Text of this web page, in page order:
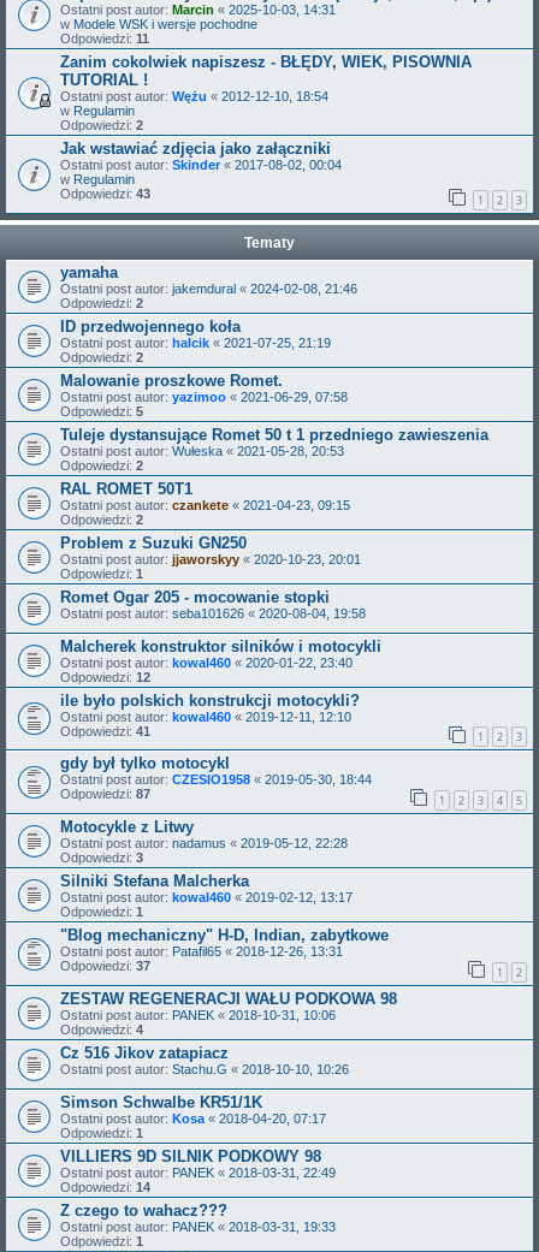
Ostatni post autor: Marcin « 2025-10-03, 14:31
w Modele WSK i wersje pochodne
Odpowiedzi: 11
Zanim cokolwiek napiszesz - BŁĘDY, WIEK, PISOWNIA
TUTORIAL !
Ostatni post autor: Wężu « 2012-12-10, 18:54
w Regulamin
Odpowiedzi: 2
Jak wstawiać zdjęcia jako załączniki
Ostatni post autor: Skinder« 2017-08-02, 00:04
w Regulamin
Odpowiedzi: 43 1 2 3
Tematy
yamaha
Ostatni post autor: jakemdural « 2024-02-08, 21:46
Odpowiedzi: 2
ID przedwojennego koła
Ostatni post autor: halcik « 2021-07-25, 21:19
Odpowiedzi: 2
Malowanie proszkowe Romet.
Ostatni post autor: yazimoo « 2021-06-29, 07:58
Odpowiedzi: 5
Tuleje dystansujące Romet 50 t 1 przedniego zawieszenia
Ostatni post autor: Wułeska « 2021-05-28, 20:53
Odpowiedzi: 2
RAL ROMET 50T1
Ostatni post autor: czankete « 2021-04-23, 09:15
Odpowiedzi: 2
Problem z Suzuki GN250
Ostatni post autor: jjaworskyy « 2020-10-23, 20:01
Odpowiedzi: 1
Romet Ogar 205 - mocowanie stopki
Ostatni post autor: seba101626 « 2020-08-04, 19:58
Malcherek konstruktor silników i motocykli
Ostatni post autor: kowal460 « 2020-01-22, 23:40
Odpowiedzi: 12
ile było polskich konstrukcji motocykli?
Ostatni post autor: kowal460 « 2019-12-11, 12:10
Odpowiedzi: 41 1 2 3
gdy był tylko motocykl
Ostatni post autor: CZESIO1958 « 2019-05-30, 18:44
Odpowiedzi: 87 1 2 3 4 5
Motocykle z Litwy
Ostatni post autor: nadamus « 2019-05-12, 22:28
Odpowiedzi: 3
Silniki Stefana Malcherka
Ostatni post autor: kowal460 « 2019-02-12, 13:17
Odpowiedzi: 1
"Blog mechaniczny" H-D, Indian, zabytkowe
Ostatni post autor: Patafil65 « 2018-12-26, 13:31
Odpowiedzi: 37 1 2
ZESTAW REGENERACJI WAŁU PODKOWA 98
Ostatni post autor: PANEK « 2018-10-31, 10:06
Odpowiedzi: 4
Cz 516 Jikov zatapiacz
Ostatni post autor: Stachu.G « 2018-10-10, 10:26
Simson Schwalbe KR51/1K
Ostatni post autor: Kosa « 2018-04-20, 07:17
Odpowiedzi: 1
VILLIERS 9D SILNIK PODKOWY 98
Ostatni post autor: PANEK « 2018-03-31, 22:49
Odpowiedzi: 14
Z czego to wahacz???
Ostatni post autor: PANEK « 2018-03-31, 19:33
Odpowiedzi: 1